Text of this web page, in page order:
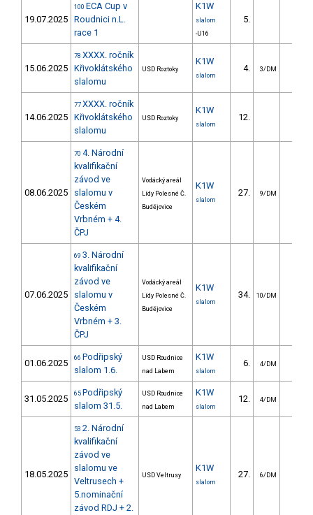
19.07.2025
100 ECA Cup v
Roudnici n.L.
race 1
K1W
slalom
-U16
5.
15.06.2025
78 XXXX. ročník
Křivoklátského
slalomu
USD Roztoky
K1W
slalom
4. 3/DM
14.06.2025
77 XXXX. ročník
Křivoklátského
slalomu
USD Roztoky
K1W
slalom
12.
08.06.2025
70 4. Národní
kvalifikační
závod ve
slalomu v
Českém
Vrbném + 4.
ČPJ
Vodácký areál
Lídy Polesné Č.
Budějovice
K1W
slalom
27. 9/DM
07.06.2025
69 3. Národní
kvalifikační
závod ve
slalomu v
Českém
Vrbném + 3.
ČPJ
Vodácký areál
Lídy Polesné Č.
Budějovice
K1W
slalom
34. 10/DM
01.06.2025 66 Podřipský
slalom 1.6.
USD Roudnice
nad Labem
K1W
slalom
6. 4/DM
31.05.2025 65 Podřipský
slalom 31.5.
USD Roudnice
nad Labem
K1W
slalom
12. 4/DM
18.05.2025
53 2. Národní
kvalifikační
závod ve
slalomu ve
Veltrusech +
5.nominační
závod RDJ + 2.
USD Veltrusy
K1W
slalom
27. 6/DM